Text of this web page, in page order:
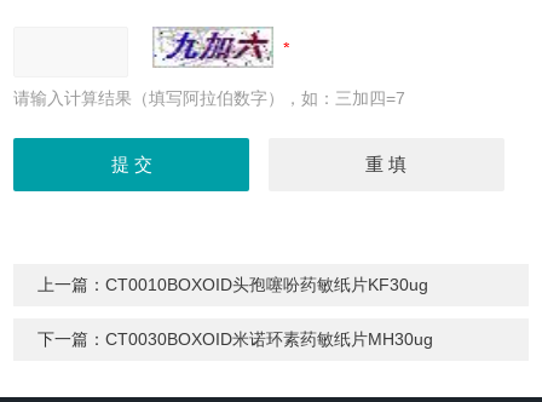
请输入计算结果（填写阿拉伯数字），如：三加四=7
上一篇：CT0010BOXOID头孢噻吩药敏纸片KF30ug
下一篇：CT0030BOXOID米诺环素药敏纸片MH30ug